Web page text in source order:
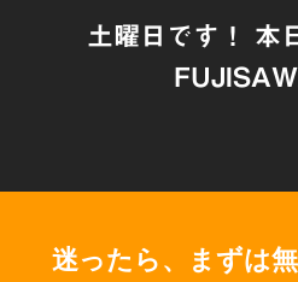
土曜日です！ 本
迷ったら、まずは無